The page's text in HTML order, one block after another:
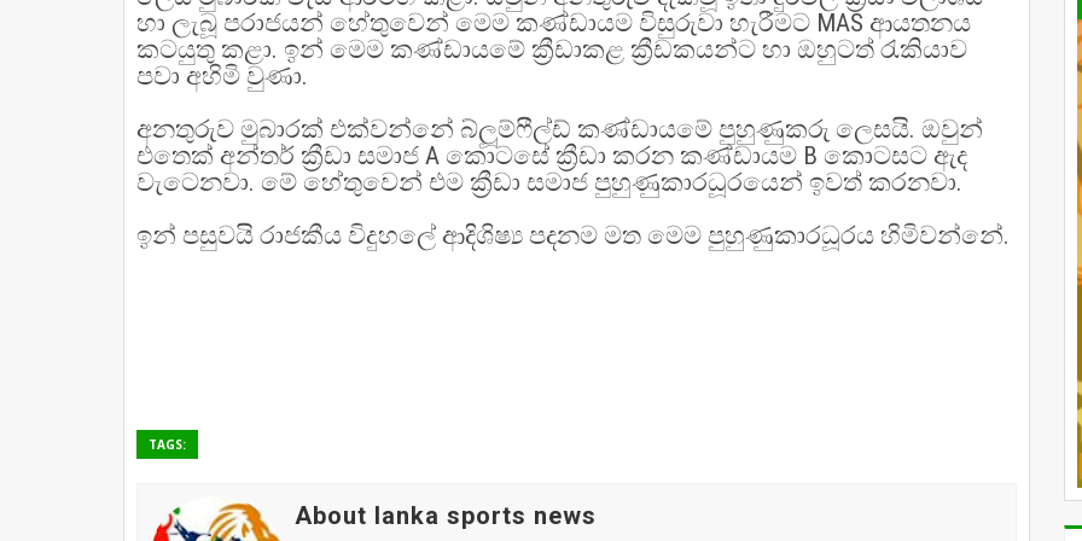
හා ලැබූ පරාජයන් හේතුවෙන් මෙම කණ්ඩායම විසුරුවා හැරීමට MAS ආයතනය
කටයුතු කළා. ඉන් මෙම කණ්ඩායමේ ක්‍රීඩාකළ ක්‍රීඩකයන්ට හා ඔහුටත් රැකියාව
පවා අහිමි වුණා.
අනතුරුව මුබාරක් එක්වන්නේ බ්ලූම්ෆීල්ඩ් කණ්ඩායමේ පුහුණුකරු ලෙසයි. ඔවුන්
එතෙක් අන්තර් ක්‍රීඩා සමාජ A කොටසේ ක්‍රීඩා කරන කණ්ඩායම B කොටසට ඇද
වැටෙනවා. මේ හේතුවෙන් එම ක්‍රීඩා සමාජ පුහුණුකාරධූරයෙන් ඉවත් කරනවා.
ඉන් පසුවයි රාජකීය විදුහලේ ආදිශිෂ්‍ය පදනම මත මෙම පුහුණුකාරධූරය හිමිවන්නේ.
TAGS:
About lanka sports news